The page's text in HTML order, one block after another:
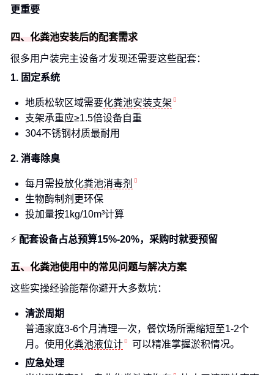
更重要
四、化粪池安装后的配套需求
很多用户装完主设备才发现还需要这些配套：
1. 固定系统
地质松软区域需要化粪池安装支架
支架承重应≥1.5倍设备自重
304不锈钢材质最耐用
2. 消毒除臭
每月需投放化粪池消毒剂
生物酶制剂更环保
投加量按1kg/10m³计算
⚡ 配套设备占总预算15%-20%，采购时就要预留
五、化粪池使用中的常见问题与解决方案
这些实操经验能帮你避开大多数坑：
清淤周期
普通家庭3-6个月清理一次，餐饮场所需缩短至1-2个
月。使用化粪池液位计
可以精准掌握淤积情况。
应急处理